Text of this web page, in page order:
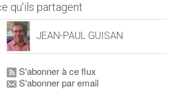
qu'ils partagent
JEAN-PAUL GUISAN
S'abonner à ce flux
S'abonner par email